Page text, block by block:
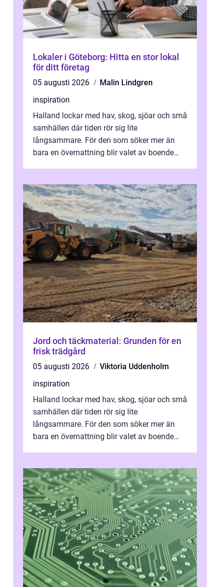
Lokaler i Göteborg: Hitta en stor lokal
för ditt företag
05 augusti 2026
Malin Lindgren
inspiration
Halland lockar med hav, skog, sjöar och små
samhällen där tiden rör sig lite
långsammare. För den som söker mer än
bara en övernattning blir valet av boende
Jord och täckmaterial: Grunden för en
frisk trädgård
05 augusti 2026
Viktoria Uddenholm
inspiration
Halland lockar med hav, skog, sjöar och små
samhällen där tiden rör sig lite
långsammare. För den som söker mer än
bara en övernattning blir valet av boende